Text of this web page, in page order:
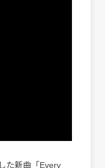
た新曲「Every